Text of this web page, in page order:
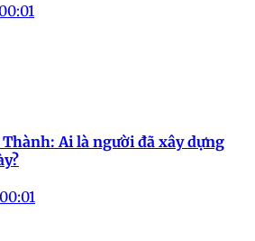
Ai là người đã xây dựng